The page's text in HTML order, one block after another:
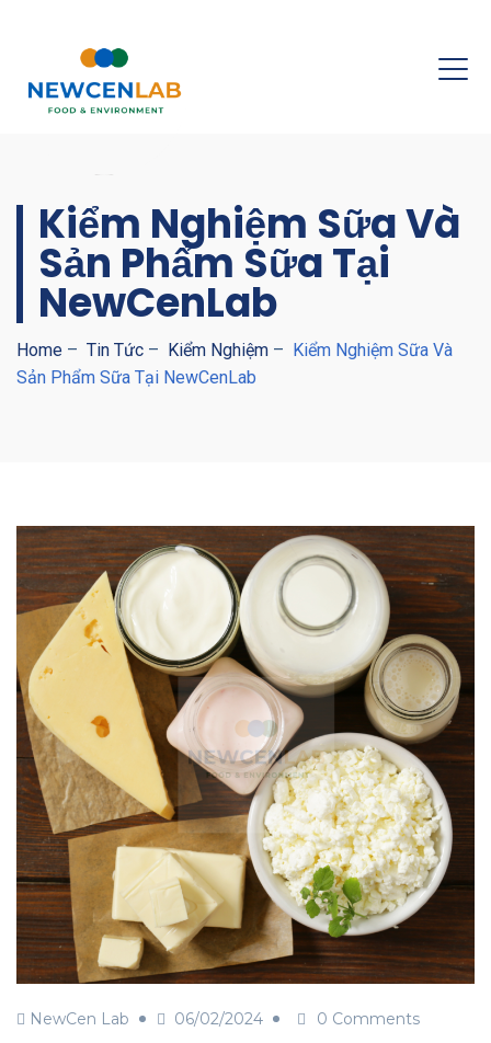
Kiểm Nghiệm Sữa Và
Sản Phẩm Sữa Tại
NewCenLab
Home – Tin Tức – Kiểm Nghiệm – Kiểm Nghiệm Sữa Và
Sản Phẩm Sữa Tại NewCenLab
NewCen Lab 06/02/2024 0 Comments